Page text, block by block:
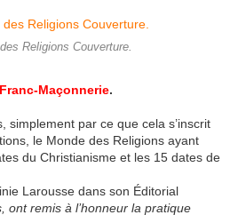
Religions Couverture.
Maçonnerie.
simplement par ce que cela s’inscrit
le Monde des Religions ayant
du Christianisme et les 15 dates de
Larousse dans son Éditorial
ont remis à l’honneur la pratique